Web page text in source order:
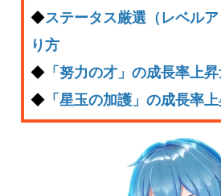
◆ステータス厳選（レベル
り方
◆ 「努力の才」の成長率上
◆ 「星玉の加護」の成長率